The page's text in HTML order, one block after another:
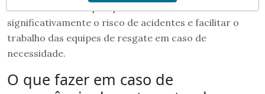
significativamente o risco de acidentes e facilitar o
trabalho das equipes de resgate em caso de
necessidade.
O que fazer em caso de